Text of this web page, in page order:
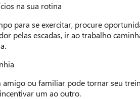
na sua rotina
para se exercitar, procure
pelas escadas, ir ao trabalho
amigo ou familiar pode tornar seu
um ao outro.